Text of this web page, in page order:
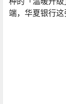
端，华夏银行这